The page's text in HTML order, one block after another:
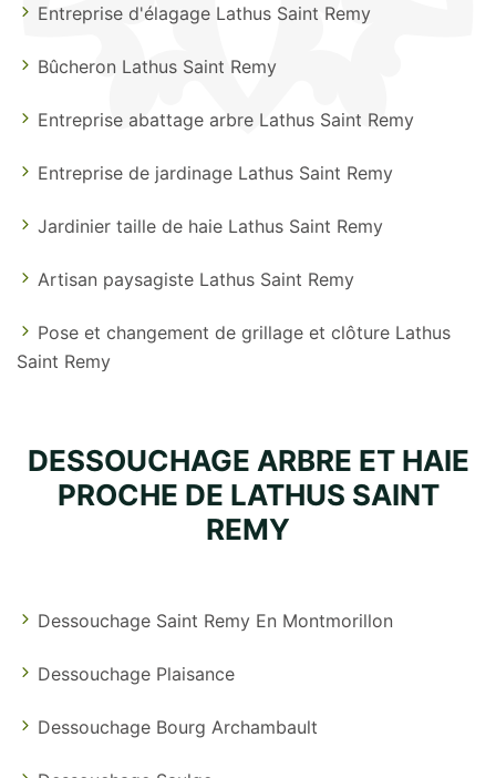
Entreprise d'élagage Lathus Saint Remy
Bûcheron Lathus Saint Remy
Entreprise abattage arbre Lathus Saint Remy
Entreprise de jardinage Lathus Saint Remy
Jardinier taille de haie Lathus Saint Remy
Artisan paysagiste Lathus Saint Remy
Pose et changement de grillage et clôture Lathus
Saint Remy
DESSOUCHAGE ARBRE ET HAIE
PROCHE DE LATHUS SAINT
REMY
Dessouchage Saint Remy En Montmorillon
Dessouchage Plaisance
Dessouchage Bourg Archambault